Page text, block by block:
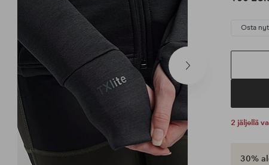
Seuraava
Osta
2 jäljellä
30%